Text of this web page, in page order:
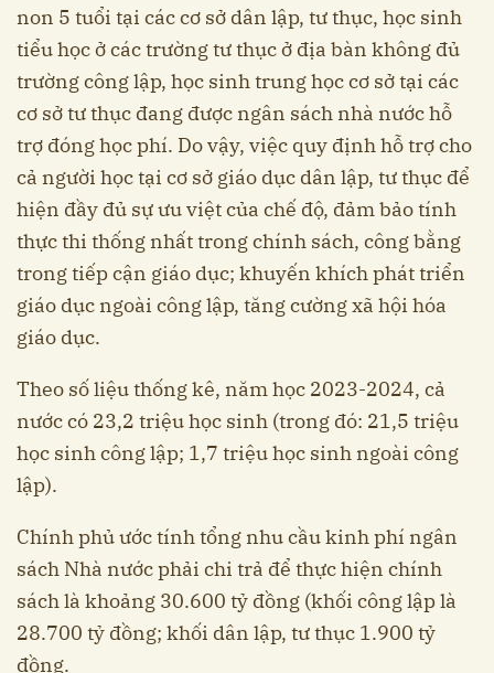
non 5 tuổi tại các cơ sở dân lập, tư thục, học sinh
tiểu học ở các trường tư thục ở địa bàn không đủ
trường công lập, học sinh trung học cơ sở tại các
cơ sở tư thục đang được ngân sách nhà nước hỗ
trợ đóng học phí. Do vậy, việc quy định hỗ trợ cho
cả người học tại cơ sở giáo dục dân lập, tư thục để
hiện đầy đủ sự ưu việt của chế độ, đảm bảo tính
thực thi thống nhất trong chính sách, công bằng
trong tiếp cận giáo dục; khuyến khích phát triển
giáo dục ngoài công lập, tăng cường xã hội hóa
giáo dục.
Theo số liệu thống kê, năm học 2023-2024, cả
nước có 23,2 triệu học sinh (trong đó: 21,5 triệu
học sinh công lập; 1,7 triệu học sinh ngoài công
lập).
Chính phủ ước tính tổng nhu cầu kinh phí ngân
sách Nhà nước phải chi trả để thực hiện chính
sách là khoảng 30.600 tỷ đồng (khối công lập là
28.700 tỷ đồng; khối dân lập, tư thục 1.900 tỷ
đồng.